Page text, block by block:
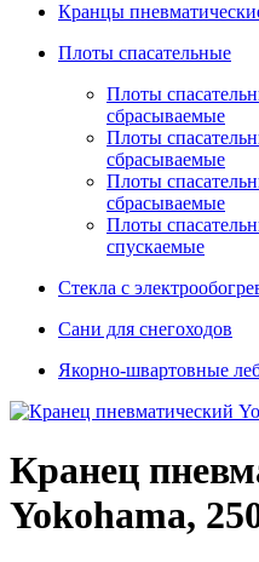
Кранцы
Плоты спасательные
Плoты
сбрасываемые
Плоты
сбрасываемые
Плоты
сбрасываемые
Плоты
спускаемые
Стекла с
Сани для снегоходов
Якорно-швартовные
Кранец
Yokohama,